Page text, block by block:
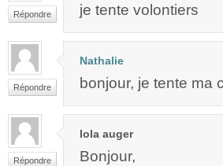
Répondre je tente volontiers
Répondre
Nathalie
bonjour, je tente ma
Répondre
lola auger
Bonjour,